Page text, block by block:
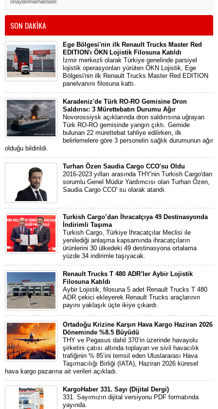
onaylanmamaktadır.
SON DAKİKA
Ege Bölgesi'nin ilk Renault Trucks Master Red
EDITION'ı ÖKN Lojistik Filosuna Katıldı
İzmir merkezli olarak Türkiye genelinde parsiyel
lojistik operasyonları yürüten ÖKN Lojistik, Ege
Bölgesi'nin ilk Renault Trucks Master Red EDITION
panelvanını filosuna kattı.
Karadeniz'de Türk RO-RO Gemisine Dron
Saldırısı: 3 Mürettebatın Durumu Ağır
Novorossiysk açıklarında dron saldırısına uğrayan
Türk RO-RO gemisinde yangın çıktı. Gemide
bulunan 22 mürettebat tahliye edilirken, ilk
belirlemelere göre 3 personelin sağlık durumunun ağır
olduğu bildirildi.
Turhan Özen Saudia Cargo CCO'su Oldu
2016-2023 yılları arasında THY'nin Turkish Cargo'dan
sorumlu Genel Müdür Yardımcısı olan Turhan Özen,
Saudia Cargo CCO' su olarak atandı.
Turkish Cargo’dan İhracatçıya 49 Destinasyonda
İndirimli Taşıma
Turkish Cargo, Türkiye İhracatçılar Meclisi ile
yenilediği anlaşma kapsamında ihracatçıların
ürünlerini 30 ülkedeki 49 destinasyona ortalama
yüzde 34 indirimle taşıyacak.
Renault Trucks T 480 ADR’ler Aybir Lojistik
Filosuna Katıldı
Aybir Lojistik, filosuna 5 adet Renault Trucks T 480
ADR çekici ekleyerek Renault Trucks araçlarının
payını yaklaşık üçte ikiye çıkardı.
Ortadoğu Krizine Karşın Hava Kargo Haziran 2026
Döneminde %8.5 Büyüdü
THY ve Pegasus dahil 370’in üzerinde havayolu
şirketini çatısı altında toplayan ve sivil havacılık
trafiğinin % 85’ini temsil eden Uluslararası Hava
Taşımacılığı Birliği (IATA), Haziran 2026 küresel
hava kargo pazarına ait verileri açıkladı.
KargoHaber 331. Sayı (Dijital Dergi)
331. Sayımızın dijital versiyonu PDF formatında
yayında.